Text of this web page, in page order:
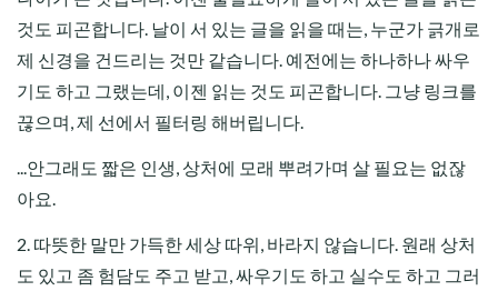
것도 피곤합니다. 날이 서 있는 글을 읽을 때는, 누군가 긁개로
제 신경을 건드리는 것만 같습니다. 예전에는 하나하나 싸우
기도 하고 그랬는데, 이젠 읽는 것도 피곤합니다. 그냥 링크를
끊으며, 제 선에서 필터링 해버립니다.
...안그래도 짧은 인생, 상처에 모래 뿌려가며 살 필요는 없잖
아요.
2. 따뜻한 말만 가득한 세상 따위, 바라지 않습니다. 원래 상처
도 있고 좀 험담도 주고 받고, 싸우기도 하고 실수도 하고 그러